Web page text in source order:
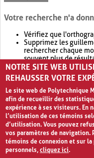
Votre recherche n'a
Vérifiez que
Supprimez les
rechercher chaque
souvent plus de
Envisagez d'élargir
retournera souvent
NOTRE SITE WEB
REHAUSSER VOTRE
Le site web de Polytechnique
afin de recueillir des
expérience à ses visiteurs. En
l’utilisation de ces témoins
d’utilisation. Vous pouvez
vos paramètres de navigation.
témoins de connexion et sur
personnels,cliquez ici.